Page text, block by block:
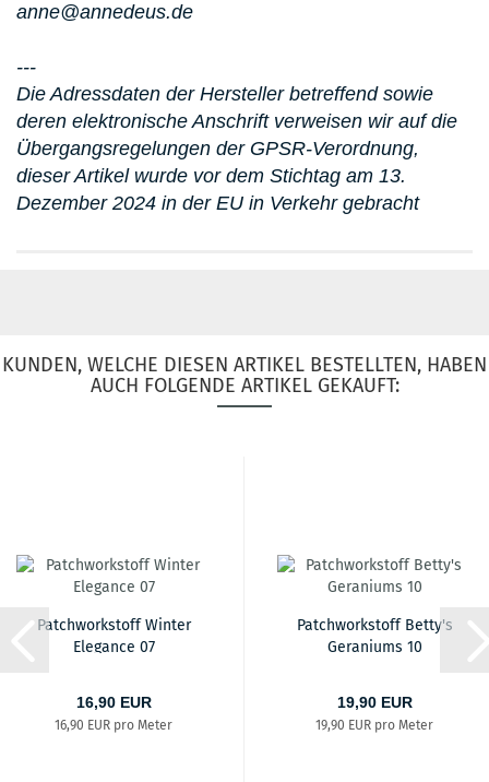
anne@annedeus.de
---
Die Adressdaten der Hersteller betreffend sowie
deren elektronische Anschrift verweisen wir auf die
Übergangsregelungen der GPSR-Verordnung,
dieser Artikel wurde vor dem Stichtag am 13.
Dezember 2024 in der EU in Verkehr gebracht
KUNDEN, WELCHE DIESEN ARTIKEL BESTELLTEN, HABEN
AUCH FOLGENDE ARTIKEL GEKAUFT:
Patchworkstoff Winter
Elegance 07
16,90 EUR
16,90 EUR pro Meter
Patchworkstoff Betty's
Geraniums 10
19,90 EUR
19,90 EUR pro Meter